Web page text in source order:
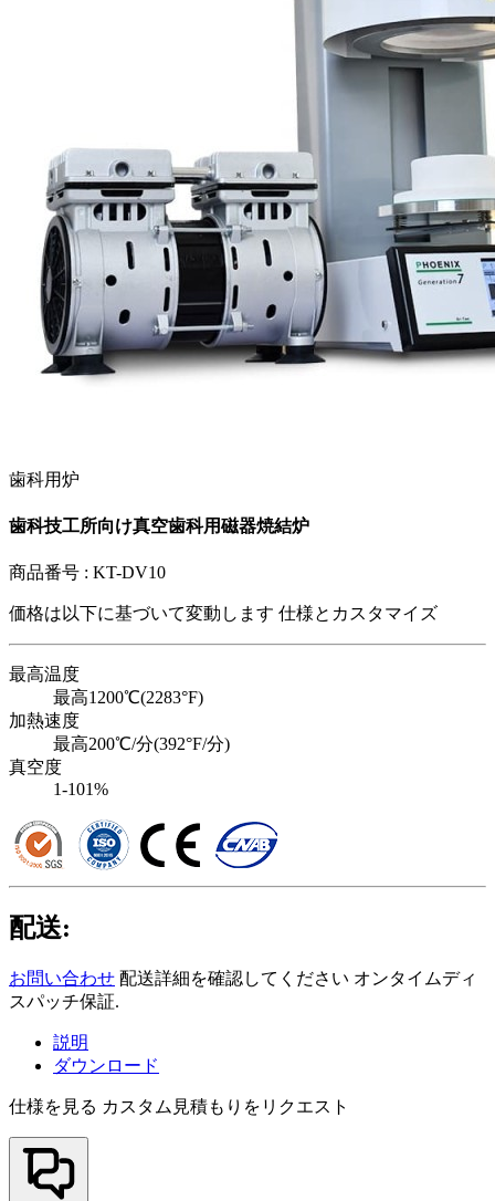
歯科用炉
歯科技工所向け真空歯科用磁器焼結炉
商品番号 : KT-DV10
価格は以下に基づいて変動します 仕様とカスタマイズ
最高温度
最高1200℃(2283°F)
加熱速度
最高200℃/分(392°F/分)
真空度
1-101%
配送:
お問い合わせ 配送詳細を確認してください オンタイムディ
スパッチ保証.
説明
ダウンロード
仕様を見る カスタム見積もりをリクエスト